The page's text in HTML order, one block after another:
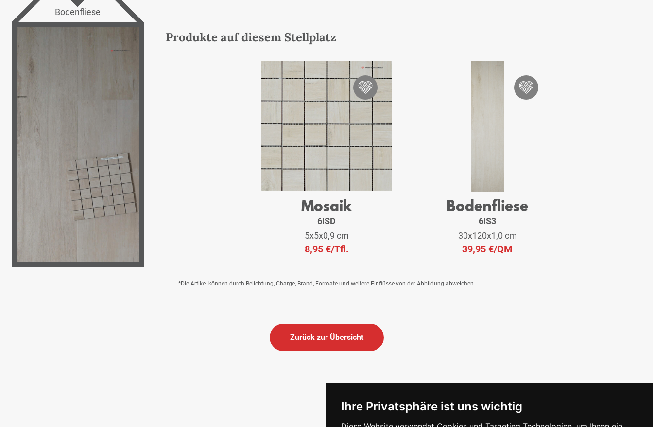
Ihre Privatsphäre ist uns wichtig
Bodenfliese
Produkte auf diesem Stellplatz
Mosaik
6ISD
5x5x0,9 cm
8,95 €/Tfl.
Bodenfliese
6IS3
30x120x1,0 cm
39,95 €/QM
*Die Artikel können durch Belichtung, Charge, Brand, Formate und weitere Einflüsse von der Abbildung abweichen.
Zurück zur Übersicht